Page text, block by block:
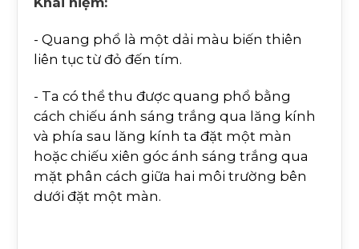
- Quang phổ là một dải màu biến thiên
liên tục từ đỏ đến tím.
- Ta có thể thu được quang phổ bằng
cách chiếu ánh sáng trắng qua lăng kính
và phía sau lăng kính ta đặt một màn
hoặc chiếu xiên góc ánh sáng trắng qua
mặt phân cách giữa hai môi trường bên
dưới đặt một màn.